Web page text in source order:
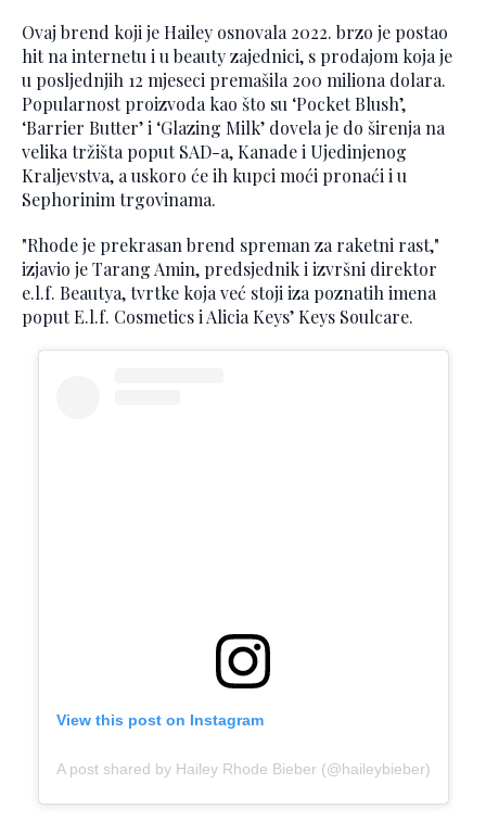
Ovaj brend koji je Hailey osnovala 2022. brzo je postao
hit na internetu i u beauty zajednici, s prodajom koja je
u posljednjih 12 mjeseci premašila 200 miliona dolara.
Popularnost proizvoda kao što su ‘Pocket Blush’,
‘Barrier Butter’ i ‘Glazing Milk’ dovela je do širenja na
velika tržišta poput SAD-a, Kanade i Ujedinjenog
Kraljevstva, a uskoro će ih kupci moći pronaći i u
Sephorinim trgovinama.
"Rhode je prekrasan brend spreman za raketni rast,"
izjavio je Tarang Amin, predsjednik i izvršni direktor
e.l.f. Beautya, tvrtke koja već stoji iza poznatih imena
poput E.l.f. Cosmetics i Alicia Keys’ Keys Soulcare.
View this post on Instagram
A post shared by Hailey Rhode Bieber (@haileybieber)